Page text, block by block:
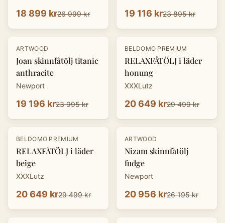
18 899 kr26 999 kr 19 116 kr23 895 kr
-20%
ARTWOOD
Joan skinnfåtölj titanic
anthracite
Newport
19 196 kr23 995 kr
-30 %
BELDOMO PREMIUM
RELAXFÅTÖLJ i läder
honung
XXXLutz
20 649 kr29 499 kr
-30 %
BELDOMO PREMIUM
RELAXFÅTÖLJ i läder
beige
XXXLutz
20 649 kr29 499 kr
-20%
ARTWOOD
Nizam skinnfåtölj
fudge
Newport
20 956 kr26 195 kr